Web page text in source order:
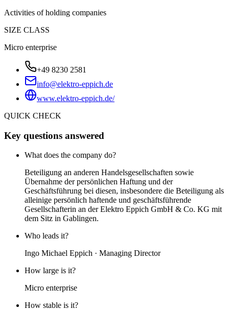
Activities of holding companies
SIZE CLASS
Micro enterprise
+49 8230 2581
info@elektro-eppich.de
www.elektro-eppich.de/
QUICK CHECK
Key questions answered
What does the company do?
Beteiligung an anderen Handelsgesellschaften sowie
Übernahme der persönlichen Haftung und der
Geschäftsführung bei diesen, insbesondere die Beteiligung als
alleinige persönlich haftende und geschäftsführende
Gesellschafterin an der Elektro Eppich GmbH & Co. KG mit
dem Sitz in Gablingen.
Who leads it?
Ingo Michael Eppich · Managing Director
How large is it?
Micro enterprise
How stable is it?